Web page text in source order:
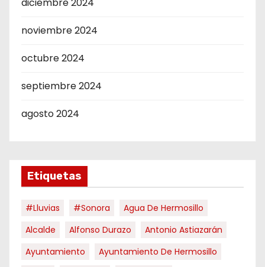
noviembre 2024
octubre 2024
septiembre 2024
agosto 2024
Etiquetas
#Lluvias #Sonora
Agua De Hermosillo
Alcalde
Alfonso Durazo
Antonio Astiazarán
Ayuntamiento
Ayuntamiento De Hermosillo